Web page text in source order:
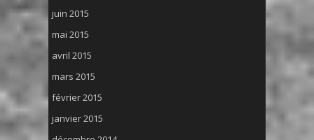
juin 2015
mai 2015
avril 2015
mars 2015
février 2015
janvier 2015